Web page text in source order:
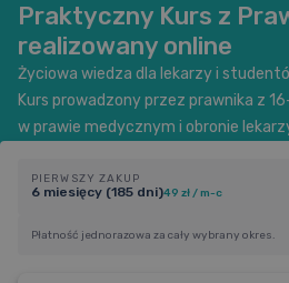
Praktyczny Kurs z
realizowany online
Życiowa wiedza dla lekarzy i
Kurs prowadzony przez prawnika z
w prawie medycznym i obronie
PIERWSZY ZAKUP
6 miesięcy (185 dni)49 zł / m-c
Płatność jednorazowa za cały wybrany okres.